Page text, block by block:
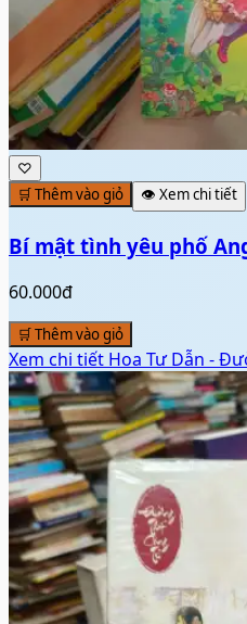
♡
🛒 Thêm vào giỏ
👁️ Xem chi tiết
Bí mật tình yêu phố
60.000đ
🛒 Thêm vào giỏ
Xem chi tiết Hoa Tư Dẫn -